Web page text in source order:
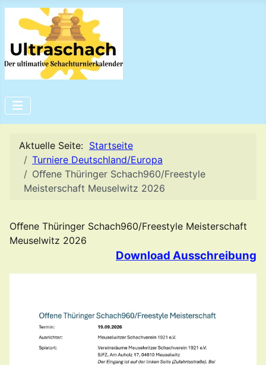
Aktuelle Seite: Startseite
Turniere Deutschland/Europa
Oﬀene Thüringer Schach960/Freestyle
Meisterschaft Meuselwitz 2026
Oﬀene Thüringer Schach960/Freestyle Meisterschaft
Meuselwitz 2026
Download Ausschreibung